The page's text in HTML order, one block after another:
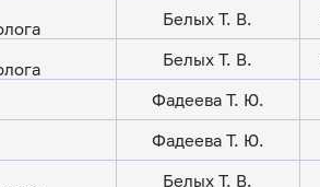
Белых Т. В.
Белых Т. В.
Фадеева Т. Ю.
Фадеева Т. Ю.
Белых Т. В.